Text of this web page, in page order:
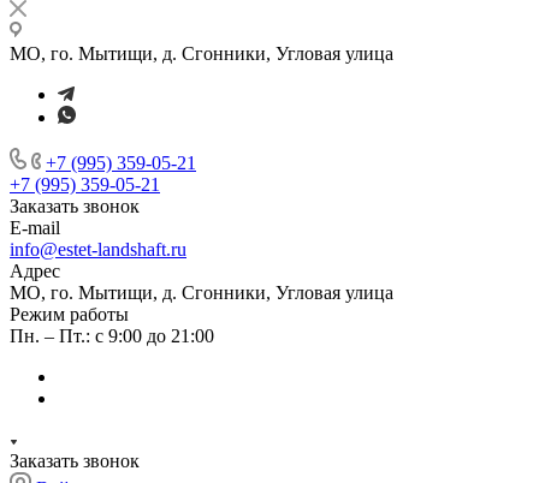
МО, го. Мытищи, д. Сгонники, Угловая улица
+7 (995) 359-05-21
+7 (995) 359-05-21
Заказать звонок
E-mail
info@estet-landshaft.ru
Адрес
МО, го. Мытищи, д. Сгонники, Угловая улица
Режим работы
Пн. – Пт.: с 9:00 до 21:00
Заказать звонок